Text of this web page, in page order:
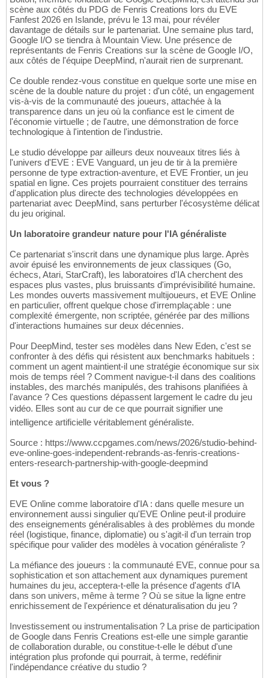
scène aux côtés du PDG de Fenris Creations lors du EVE
Fanfest 2026 en Islande, prévu le 13 mai, pour révéler
davantage de détails sur le partenariat. Une semaine plus tard,
Google I/O se tiendra à Mountain View. Une présence de
représentants de Fenris Creations sur la scène de Google I/O,
aux côtés de l'équipe DeepMind, n'aurait rien de surprenant.
Ce double rendez-vous constitue en quelque sorte une mise en
scène de la double nature du projet : d'un côté, un engagement
vis-à-vis de la communauté des joueurs, attachée à la
transparence dans un jeu où la confiance est le ciment de
l'économie virtuelle ; de l'autre, une démonstration de force
technologique à l'intention de l'industrie.
Le studio développe par ailleurs deux nouveaux titres liés à
l'univers d'EVE : EVE Vanguard, un jeu de tir à la première
personne de type extraction-aventure, et EVE Frontier, un jeu
spatial en ligne. Ces projets pourraient constituer des terrains
d'application plus directe des technologies développées en
partenariat avec DeepMind, sans perturber l'écosystème délicat
du jeu original.
Un laboratoire grandeur nature pour l'IA généraliste
Ce partenariat s'inscrit dans une dynamique plus large. Après
avoir épuisé les environnements de jeux classiques (Go,
échecs, Atari, StarCraft), les laboratoires d'IA cherchent des
espaces plus vastes, plus bruissants d'imprévisibilité humaine.
Les mondes ouverts massivement multijoueurs, et EVE Online
en particulier, offrent quelque chose d'irremplaçable : une
complexité émergente, non scriptée, générée par des millions
d'interactions humaines sur deux décennies.
Pour DeepMind, tester ses modèles dans New Eden, c'est se
confronter à des défis qui résistent aux benchmarks habituels :
comment un agent maintient-il une stratégie économique sur six
mois de temps réel ? Comment navigue-t-il dans des coalitions
instables, des marchés manipulés, des trahisons planifiées à
l'avance ? Ces questions dépassent largement le cadre du jeu
vidéo. Elles sont au cur de ce que pourrait signifier une
intelligence artificielle véritablement généraliste.
Source : https://www.ccpgames.com/news/2026/studio-behind-
eve-online-goes-independent-rebrands-as-fenris-creations-
enters-research-partnership-with-google-deepmind
Et vous ?
EVE Online comme laboratoire d'IA : dans quelle mesure un
environnement aussi singulier qu'EVE Online peut-il produire
des enseignements généralisables à des problèmes du monde
réel (logistique, finance, diplomatie) ou s'agit-il d'un terrain trop
spécifique pour valider des modèles à vocation généraliste ?
La méfiance des joueurs : la communauté EVE, connue pour sa
sophistication et son attachement aux dynamiques purement
humaines du jeu, acceptera-t-elle la présence d'agents d'IA
dans son univers, même à terme ? Où se situe la ligne entre
enrichissement de l'expérience et dénaturalisation du jeu ?
Investissement ou instrumentalisation ? La prise de participation
de Google dans Fenris Creations est-elle une simple garantie
de collaboration durable, ou constitue-t-elle le début d'une
intégration plus profonde qui pourrait, à terme, redéfinir
l'indépendance créative du studio ?